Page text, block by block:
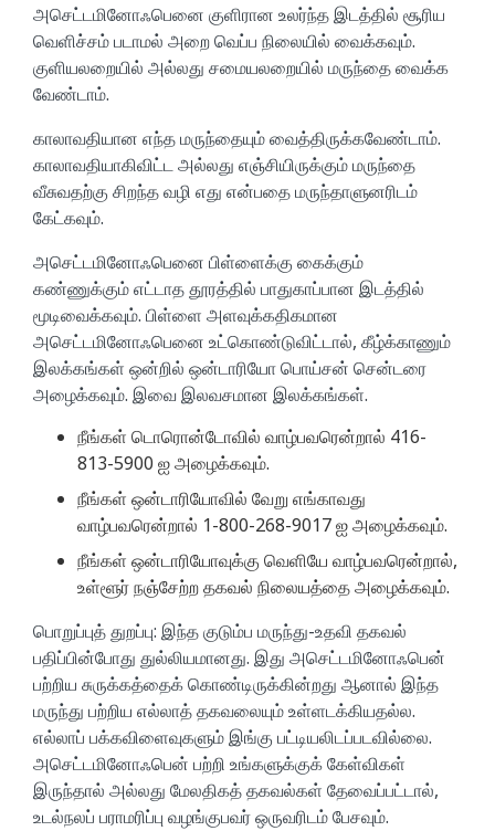
அசெட்டமினோஃபெனை குளிரான உலர்ந்த இடத்தில் சூரிய
வெளிச்சம் படாமல் அறை வெப்ப நிலையில் வைக்கவும்.
குளியலறையில் அல்லது சமையலறையில் மருந்தை வைக்க
வேண்டாம்.
காலாவதியான எந்த மருந்தையும் வைத்திருக்கவேண்டாம்.
காலாவதியாகிவிட்ட அல்லது எஞ்சியிருக்கும் மருந்தை
வீசுவதற்கு சிறந்த வழி எது என்பதை மருந்தாளுனரிடம்
கேட்கவும்.
அசெட்டமினோஃபெனை பிள்ளைக்கு கைக்கும்
கண்ணுக்கும் எட்டாத தூரத்தில் பாதுகாப்பான இடத்தில்
மூடிவைக்கவும். பிள்ளை அளவுக்கதிகமான
அசெட்டமினோஃபெனை உட்கொண்டுவிட்டால், கீழ்க்காணும்
இலக்கங்கள் ஒன்றில் ஒன்டாரியோ பொய்சன் சென்டரை
அழைக்கவும். இவை இலவசமான இலக்கங்கள்.
நீங்கள் டொரொன்டோவில் வாழ்பவரென்றால் 416-
813-5900 ஐ அழைக்கவும்.
நீங்கள் ஒன்டாரியோவில் வேறு எங்காவது
வாழ்பவரென்றால் 1-800-268-9017 ஐ அழைக்கவும்.
நீங்கள் ஒன்டாரியோவுக்கு வெளியே வாழ்பவரென்றால்,
உள்ளூர் நஞ்சேற்ற தகவல் நிலையத்தை அழைக்கவும்.
பொறுப்புத் துறப்பு: இந்த குடும்ப மருந்து-உதவி தகவல்
பதிப்பின்போது துல்லியமானது. இது அசெட்டமினோஃபென்
பற்றிய சுருக்கத்தைக் கொண்டிருக்கின்றது ஆனால் இந்த
மருந்து பற்றிய எல்லாத் தகவலையும் உள்ளடக்கியதல்ல.
எல்லாப் பக்கவிளைவுகளும் இங்கு பட்டியலிடப்படவில்லை.
அசெட்டமினோஃபென் பற்றி உங்களுக்குக் கேள்விகள்
இருந்தால் அல்லது மேலதிகத் தகவல்கள் தேவைப்பட்டால்,
உடல்நலப் பராமரிப்பு வழங்குபவர் ஒருவரிடம் பேசவும்.